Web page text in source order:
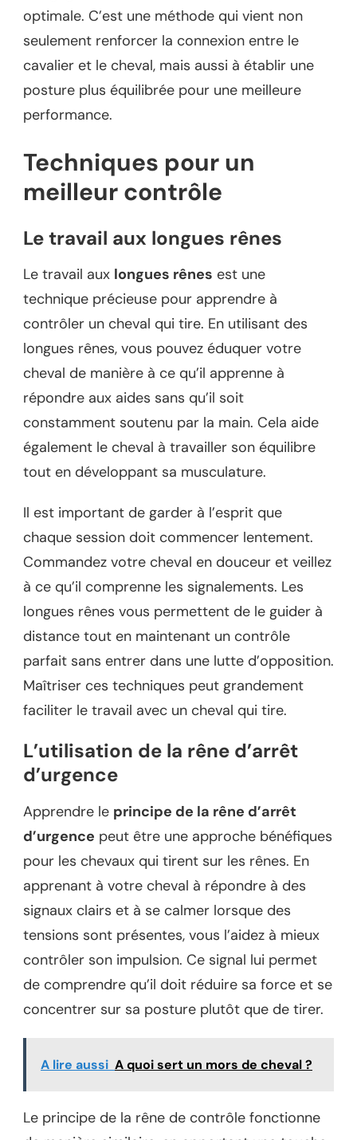
optimale. C’est une méthode qui vient non
seulement renforcer la connexion entre le
cavalier et le cheval, mais aussi à établir une
posture plus équilibrée pour une meilleure
performance.
Techniques pour un
meilleur contrôle
Le travail aux longues rênes
Le travail aux longues rênes est une
technique précieuse pour apprendre à
contrôler un cheval qui tire. En utilisant des
longues rênes, vous pouvez éduquer votre
cheval de manière à ce qu’il apprenne à
répondre aux aides sans qu’il soit
constamment soutenu par la main. Cela aide
également le cheval à travailler son équilibre
tout en développant sa musculature.
Il est important de garder à l’esprit que
chaque session doit commencer lentement.
Commandez votre cheval en douceur et veillez
à ce qu’il comprenne les signalements. Les
longues rênes vous permettent de le guider à
distance tout en maintenant un contrôle
parfait sans entrer dans une lutte d’opposition.
Maîtriser ces techniques peut grandement
faciliter le travail avec un cheval qui tire.
L’utilisation de la rêne d’arrêt
d’urgence
Apprendre le principe de la rêne d’arrêt
d’urgence peut être une approche bénéfiques
pour les chevaux qui tirent sur les rênes. En
apprenant à votre cheval à répondre à des
signaux clairs et à se calmer lorsque des
tensions sont présentes, vous l’aidez à mieux
contrôler son impulsion. Ce signal lui permet
de comprendre qu’il doit réduire sa force et se
concentrer sur sa posture plutôt que de tirer.
A lire aussi A quoi sert un mors de cheval ?
Le principe de la rêne de contrôle fonctionne